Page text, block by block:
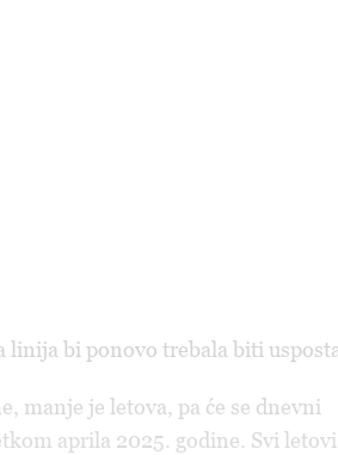
linija bi ponovo trebala biti
manje je letova, pa će se dnevni
aprila 2025. godine. Svi letovi